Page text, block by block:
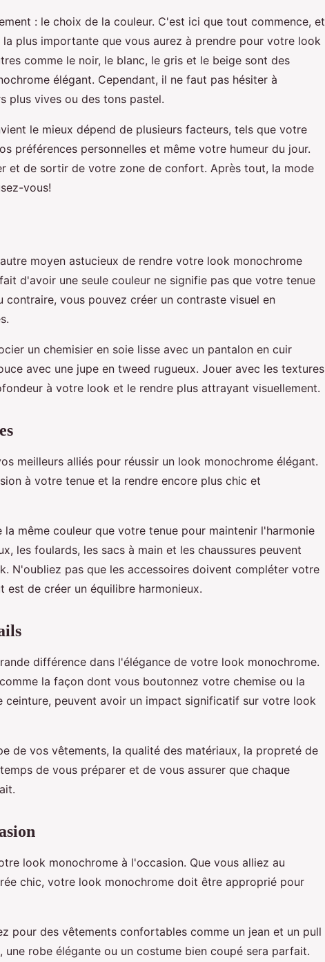
: le choix de la couleur. C'est ici que tout commence, et
plus importante que vous aurez à prendre pour votre look
comme le noir, le blanc, le gris et le beige sont des
élégant. Cependant, il ne faut pas hésiter à
plus vives ou des tons pastel.
le mieux dépend de plusieurs facteurs, tels que votre
préférences personnelles et même votre humeur du jour.
et de sortir de votre zone de confort. Après tout, la mode
vous!
moyen astucieux de rendre votre look monochrome
d'avoir une seule couleur ne signifie pas que votre tenue
contraire, vous pouvez créer un contraste visuel en
un chemisier en soie lisse avec un pantalon en cuir
avec une jupe en tweed rugueux. Jouer avec les textures
à votre look et le rendre plus attrayant visuellement.
meilleurs alliés pour réussir un look monochrome élégant.
à votre tenue et la rendre encore plus chic et
même couleur que votre tenue pour maintenir l'harmonie
les foulards, les sacs à main et les chaussures peuvent
N'oubliez pas que les accessoires doivent compléter votre
est de créer un équilibre harmonieux.
différence dans l'élégance de votre look monochrome.
la façon dont vous boutonnez votre chemise ou la
ceinture, peuvent avoir un impact significatif sur votre look
de vos vêtements, la qualité des matériaux, la propreté de
de vous préparer et de vous assurer que chaque
look monochrome à l'occasion. Que vous alliez au
chic, votre look monochrome doit être approprié pour
pour des vêtements confortables comme un jean et un pull
robe élégante ou un costume bien coupé sera parfait.